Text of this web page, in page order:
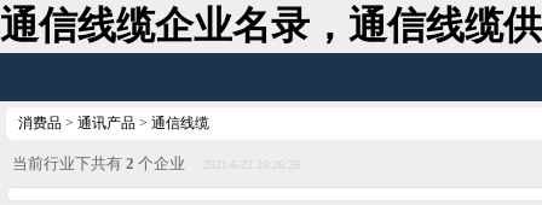
通信线缆企业名录，通信线缆
消费品 > 通讯产品 > 通信线缆
当前行业下共有 2 个企业 2021-6-22 20:26:26